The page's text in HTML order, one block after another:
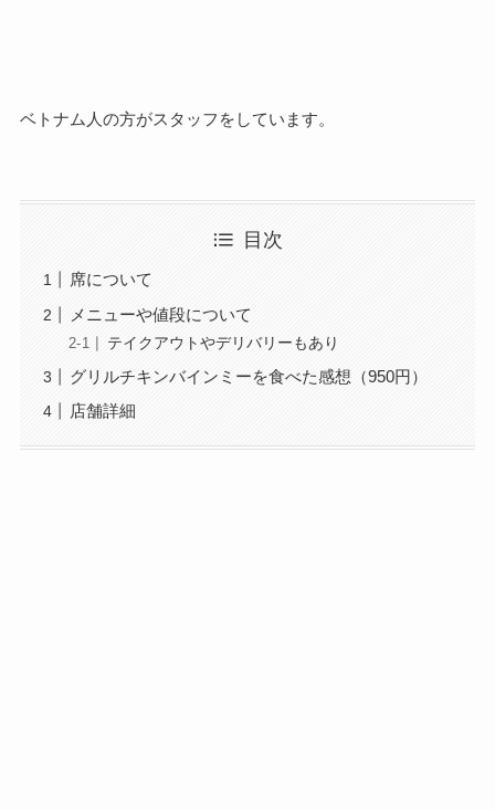
ベトナム人の方がスタッフをしています。
目次
席について
メニューや値段について
テイクアウトやデリバリーもあり
グリルチキンバインミーを食べた感想（950円）
店舗詳細